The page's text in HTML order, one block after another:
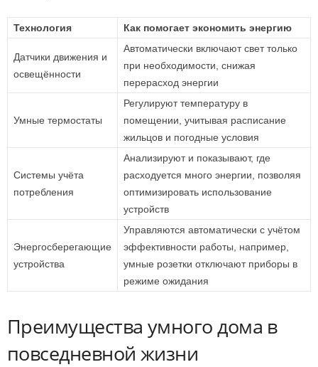
Технология Как помогает экономить энергию
Датчики движения и
освещённости
Автоматически включают свет только
при необходимости, снижая
перерасход энергии
Умные термостаты
Регулируют температуру в
помещении, учитывая расписание
жильцов и погодные условия
Системы учёта
потребления
Анализируют и показывают, где
расходуется много энергии, позволяя
оптимизировать использование
устройств
Энергосберегающие
устройства
Управляются автоматически с учётом
эффективности работы, например,
умные розетки отключают приборы в
режиме ожидания
Преимущества умного дома в
повседневной жизни